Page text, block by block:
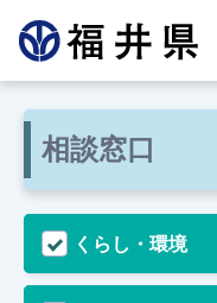
相談窓口
くらし・環境